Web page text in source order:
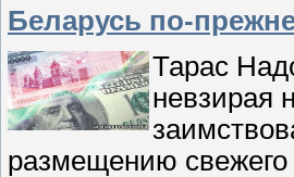
Беларусь по-
Тарас
невзирая
размещению